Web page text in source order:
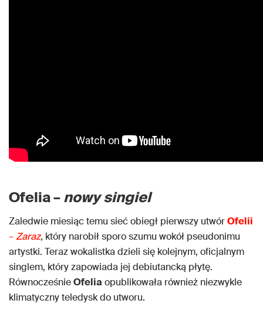
Ofelia –nowy singiel
Zaledwie miesiąc temu sieć obiegł pierwszy utwórOfelii
–Zaraz, który narobił sporo szumu wokół pseudonimu
artystki. Teraz wokalistka dzieli się kolejnym, oficjalnym
singlem, który zapowiada jej debiutancką płytę.
RównocześnieOfelia opublikowała również niezwykle
klimatyczny teledysk do utworu.